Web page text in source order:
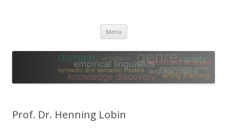
Menü Zum
springen
Prof. Dr. Henning Lobin